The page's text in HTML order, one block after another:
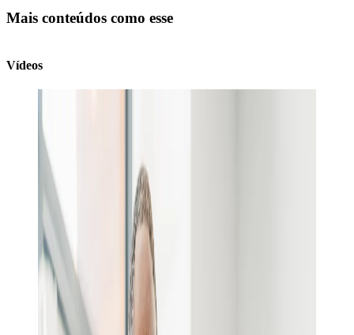
Mais conteúdos como esse
Vídeos